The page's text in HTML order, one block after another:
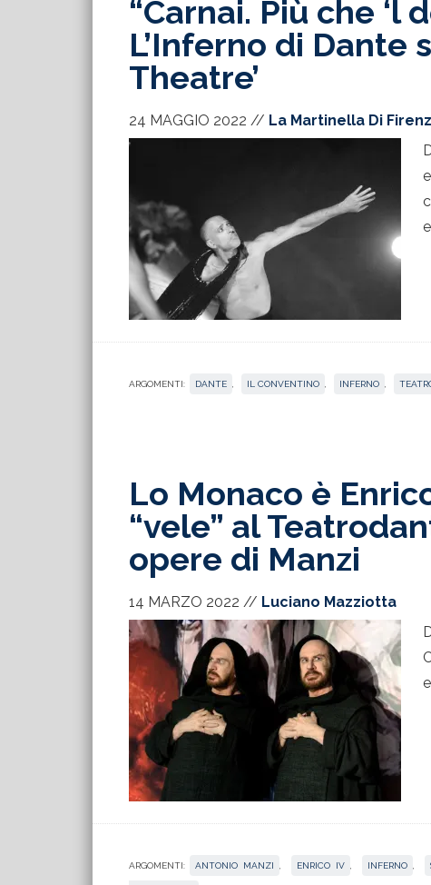
“Carnai. Più che ‘l
L’Inferno di Dante
Theatre’
24 MAGGIO 2022 // La Martinella Di
ARGOMENTI: DANTE IL CONVENTINO INFERNO
Lo Monaco è
“vele” al
opere di Manzi
14 MARZO 2022 // Luciano Mazziotta
ARGOMENTI: ANTONIO MANZI ENRICO IV INFERNO